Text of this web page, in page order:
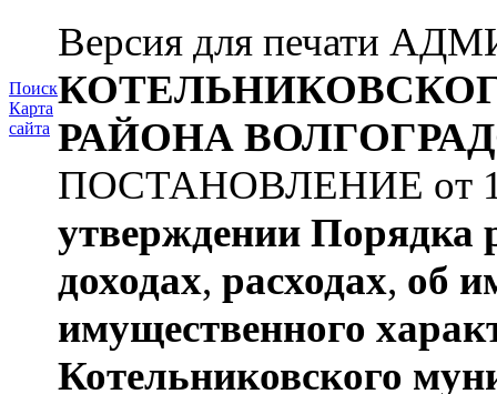
Поиск
Карта
сайта
Версия для печати
РАЙОНА
ПОСТАНОВЛЕНИЕ от
утверждении Порядка
доходах, расходах, об
имущественного
Котельниковского